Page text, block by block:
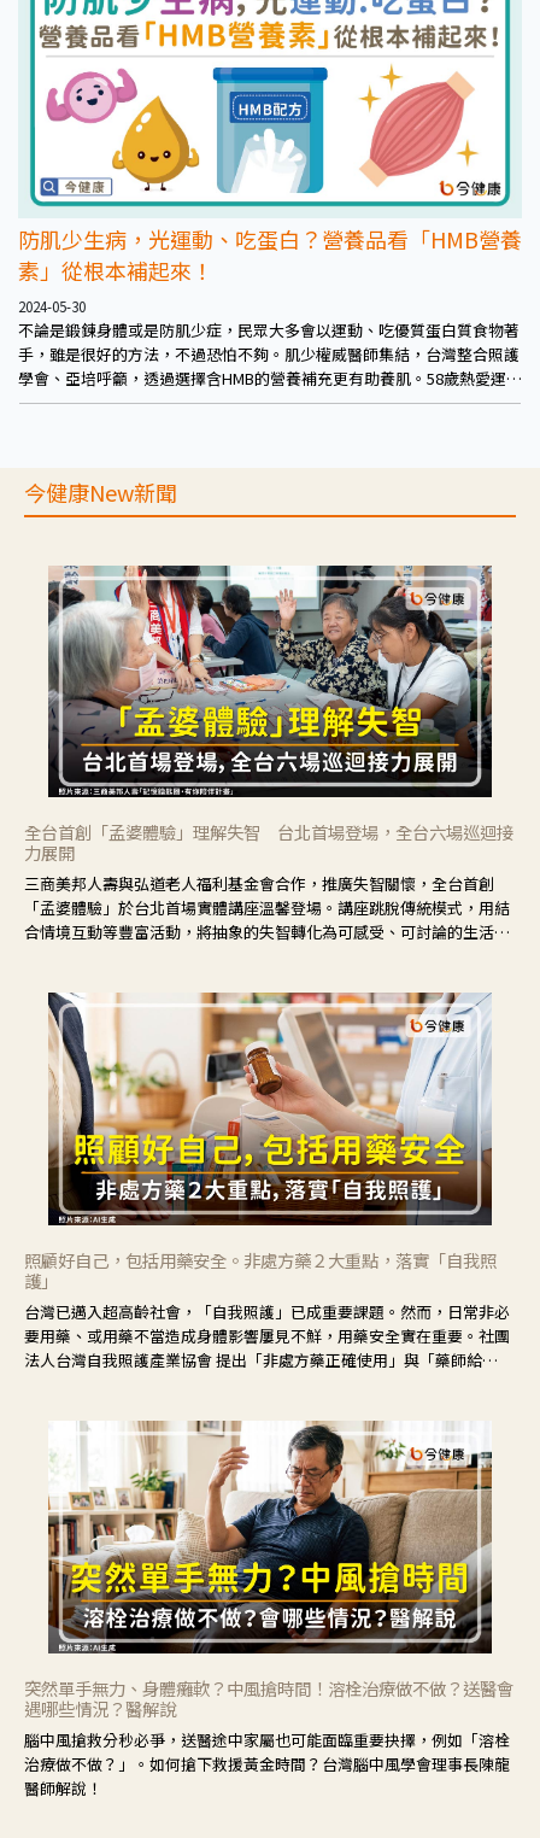
防肌少生病，光運動、吃蛋白？營養品看「HMB營養
素」從根本補起來！
2024-05-30
不論是鍛鍊身體或是防肌少症，民眾大多會以運動、吃優質蛋白質食物著
手，雖是很好的方法，不過恐怕不夠。肌少權威醫師集結，台灣整合照護
學會、亞培呼籲，透過選擇含HMB的營養補充更有助養肌。58歲熱愛運動
的藝人任賢齊也擔任衛教大使分享，以此方式讓自己超過50歲還不斷挑戰
今健康New新聞
全台首創「孟婆體驗」理解失智 台北首場登場，全台六場巡迴接
力展開
三商美邦人壽與弘道老人福利基金會合作，推廣失智關懷，全台首創
「孟婆體驗」於台北首場實體講座溫馨登場。講座跳脫傳統模式，用結
合情境互動等豐富活動，將抽象的失智轉化為可感受、可討論的生活情
照顧好自己，包括用藥安全。非處方藥２大重點，落實「自我照
護」
台灣已邁入超高齡社會，「自我照護」已成重要課題。然而，日常非必
要用藥、或用藥不當造成身體影響屢見不鮮，用藥安全實在重要。社團
法人台灣自我照護產業協會 提出「非處方藥正確使用」與「藥師給
突然單手無力、身體癱軟？中風搶時間！溶栓治療做不做？送醫會
遇哪些情況？醫解說
腦中風搶救分秒必爭，送醫途中家屬也可能面臨重要抉擇，例如「溶栓
治療做不做？」。如何搶下救援黃金時間？台灣腦中風學會理事長陳龍
醫師解說！